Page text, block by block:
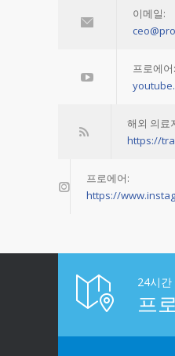
이메일:
프로에어:
해외 의료
https://
프로에어:
https://
24시간
프